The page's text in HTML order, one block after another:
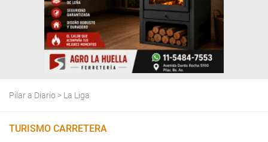
Pilar a Diario > La Liga
TURISMO CARRETERA